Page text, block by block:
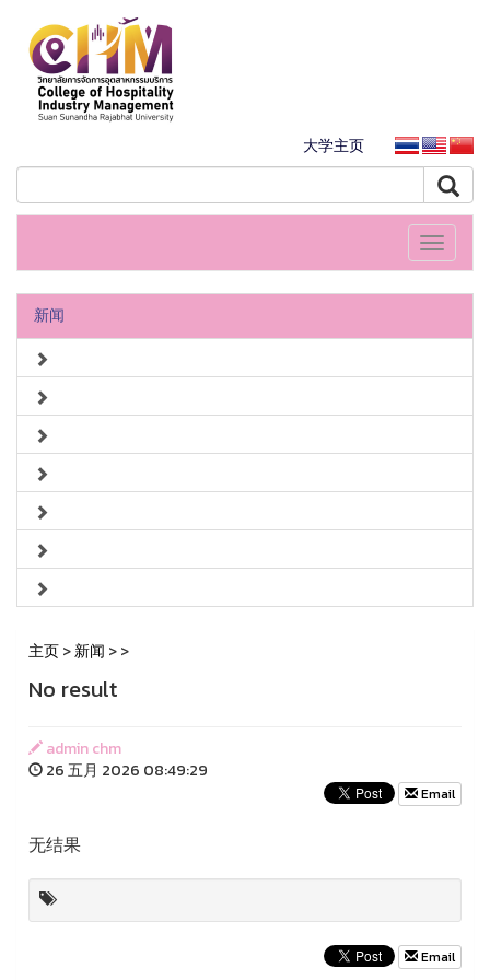
大学主页
Toggle
新闻
主页>新闻 >>
No result
admin chm
26 五月 2026 08:49:29
Email
无结果
Email